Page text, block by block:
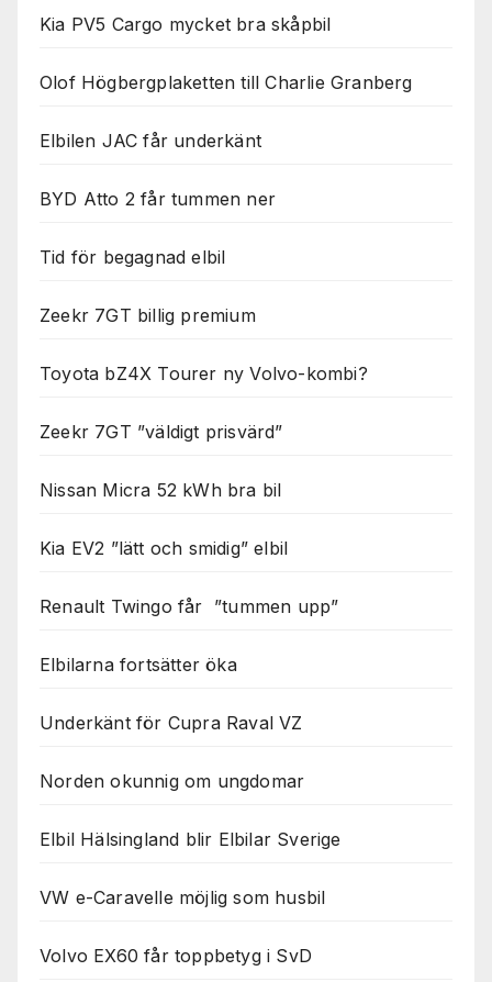
Kia PV5 Cargo mycket bra skåpbil
Olof Högbergplaketten till Charlie Granberg
Elbilen JAC får underkänt
BYD Atto 2 får tummen ner
Tid för begagnad elbil
Zeekr 7GT billig premium
Toyota bZ4X Tourer ny Volvo-kombi?
Zeekr 7GT ”väldigt prisvärd”
Nissan Micra 52 kWh bra bil
Kia EV2 ”lätt och smidig” elbil
Renault Twingo får ”tummen upp”
Elbilarna fortsätter öka
Underkänt för Cupra Raval VZ
Norden okunnig om ungdomar
Elbil Hälsingland blir Elbilar Sverige
VW e-Caravelle möjlig som husbil
Volvo EX60 får toppbetyg i SvD